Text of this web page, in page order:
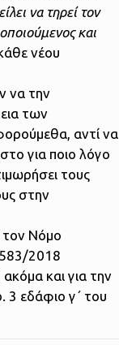
να τηρεί τον
και
νέου
να την
των
αντί να
για ποιο λόγο
τους
στην
τον Νόμο
2018
και για την
3 εδάφιο γ΄ του